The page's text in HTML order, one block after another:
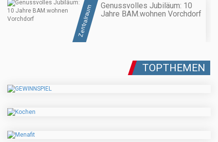
Zentralraum
Genussvolles Jubiläum: 10
Jahre BAM.wohnen Vorchdorf
TOPTHEMEN